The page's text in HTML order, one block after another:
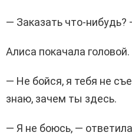
— Заказать что-нибудь?
Алиса покачала головой.
— Не бойся, я тебя не
знаю, зачем ты здесь.
— Я не боюсь, —